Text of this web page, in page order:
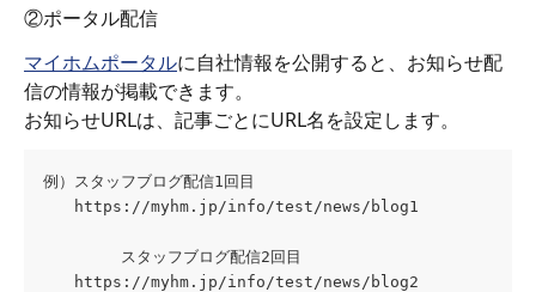
②ポータル配信
マイホムポータルに自社情報を公開すると、お知らせ配
信の情報が掲載できます。
お知らせURLは、記事ごとにURL名を設定します。
例）スタッフブログ配信1回目
https://myhm.jp/info/test/news/blog1
スタッフブログ配信2回目
https://myhm.jp/info/test/news/blog2